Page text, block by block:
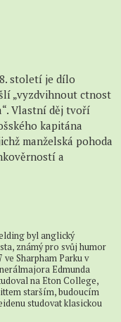
století je dílo
„vyzdvihnout ctnost
Vlastní děj tvoří
kapitána
manželská pohoda
a
byl anglický
známý pro svůj humor
Sharpham Parku v
Edmunda
na Eton College,
starším, budoucím
studovat klasickou